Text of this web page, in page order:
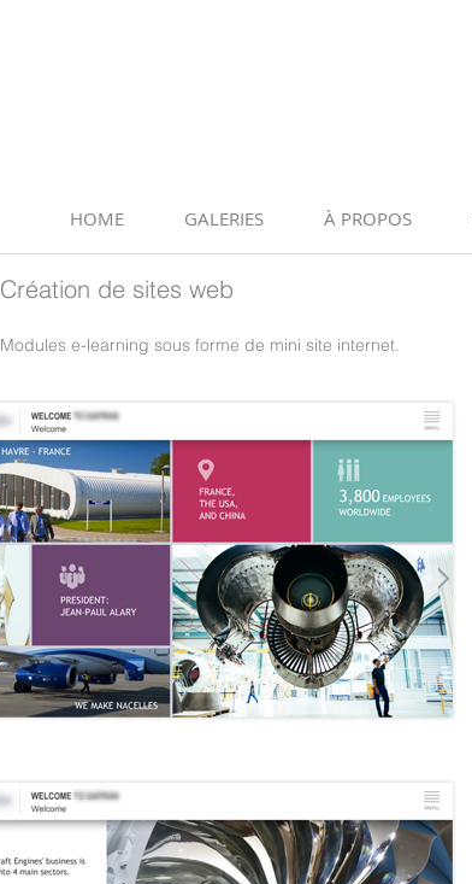
HOME GALERIES À PROPOS
Création de sites web
Modules e-learning sous forme de mini site internet.